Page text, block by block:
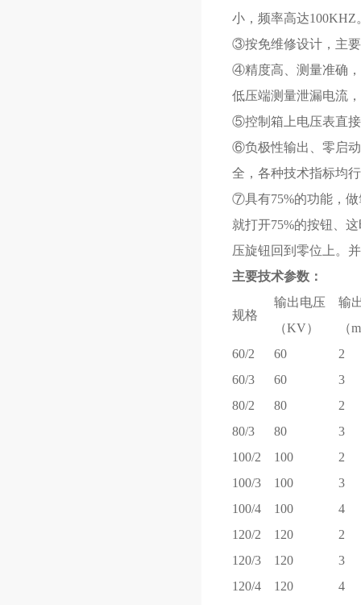
小，频率高达100KHZ
③按免维修设计，主
④精度高、测量准确
低压端测量泄漏电流
⑤控制箱上电压表直
⑥负极性输出、零启
全，各种技术指标均
⑦具有75%的功能，做
就打开75%的按钮、
压旋钮回到零位上。
主
规格
输出电压
（KV）
输
（
60/2
60
2
60/3
60
3
80/2
80
2
80/3
80
3
100/2
100
2
100/3
100
3
100/4
100
4
120/2
120
2
120/3
120
3
120/4
120
4